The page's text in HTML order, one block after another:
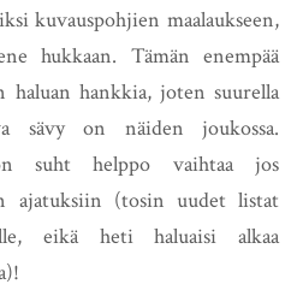
kuvauspohjien maalaukseen,
hukkaan. Tämän enempää
haluan hankkia, joten suurella
sävy on näiden joukossa.
suht helppo vaihtaa jos
ajatuksiin (tosin uudet listat
eikä heti haluaisi alkaa